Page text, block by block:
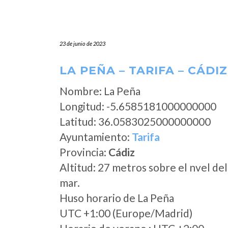
23 de junio de 2023
LA PEÑA – TARIFA – CÁDIZ
Nombre: La Peña
Longitud: -5.6585181000000000
Latitud: 36.0583025000000000
Ayuntamiento: Tarifa
Provincia: Cádiz
Altitud: 27 metros sobre el nvel del
mar.
Huso horario de La Peña
UTC +1:00 (Europe/Madrid)